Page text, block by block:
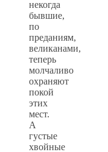
некогда
бывшие,
по
преданиям,
великанами,
теперь
молчаливо
охраняют
покой
этих
мест.
А
густые
хвойные